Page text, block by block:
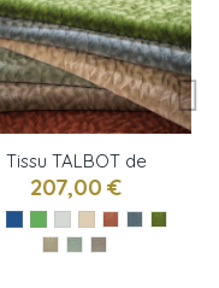
Tissu TALBOT de
Osborne & little
207,00 €